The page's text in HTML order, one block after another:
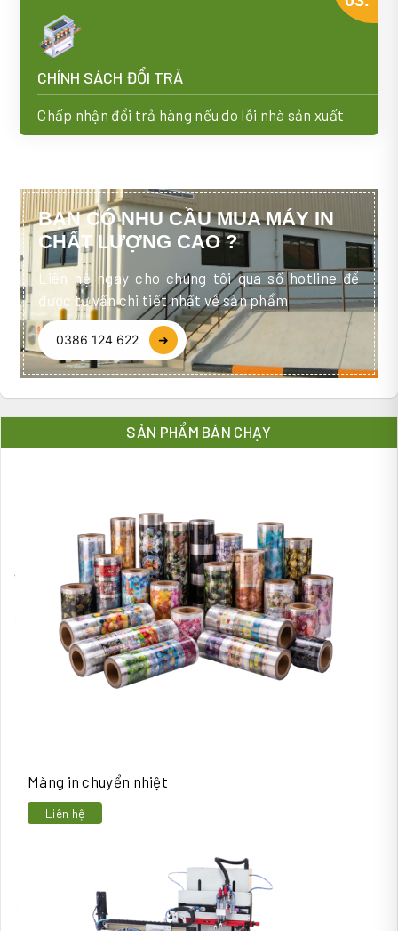
CHÍNH SÁCH ĐỔI TRẢ
Chấp nhận đổi trả hàng nếu do lỗi nhà sản xuất
BẠN CÓ NHU CẦU MUA MÁY IN
CHẤT LƯỢNG CAO ?
Liên hệ ngay cho chúng tôi qua số hotline để
được tư vấn chi tiết nhất về sản phẩm
0386 124 622 ➜
SẢN PHẨM BÁN CHẠY
Màng in chuyển nhiệt
Liên hệ